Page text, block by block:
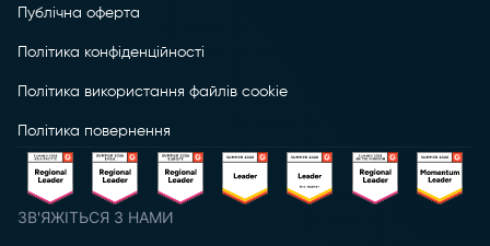
Публічна оферта
Політика конфіденційності
Політика використання файлів cookie
Політика повернення
ЗВ'ЯЖІТЬСЯ З НАМИ